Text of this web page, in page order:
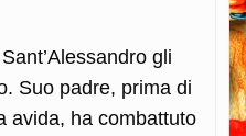
gli
Suo padre, prima di
avida, ha combattuto